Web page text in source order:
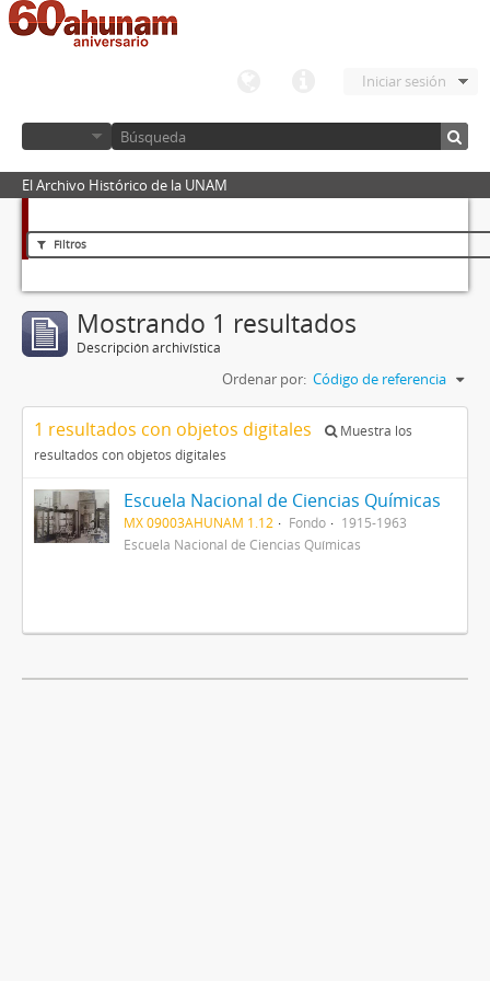
Iniciar sesión
El Archivo Histórico de la UNAM
Filtros
Mostrando 1 resultados
Descripción archivística
Ordenar por: Código de referencia
1 resultados con objetos digitales
Muestra los
resultados con objetos digitales
Escuela Nacional de Ciencias Químicas
MX 09003AHUNAM 1.12 Fondo
1915-1963
Escuela Nacional de Ciencias Químicas